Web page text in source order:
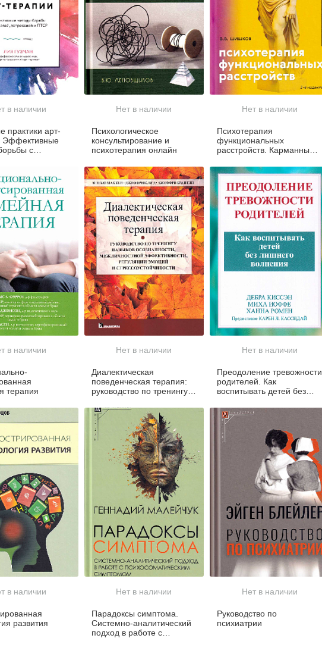
в наличии
практики арт-
Эффективные
с
Нет в наличии
Психологическое
консультирование и
психотерапия онлайн
Нет в наличии
Психотерапия
функциональных
расстройств. Карманный
психолога
в наличии
терапия
Нет в наличии
Диалектическая
поведенческая терапия:
руководство по тренингу
межличностной
эффективности,
регуляции эмоций и
стрессоустойчивости
Нет в наличии
Преодоление тревожности
родителей. Как
воспитывать детей без
в наличии
развития
Нет в наличии
Парадоксы симптома.
Системно-аналитический
подход в работе с
Нет в наличии
Руководство по
психиатрии